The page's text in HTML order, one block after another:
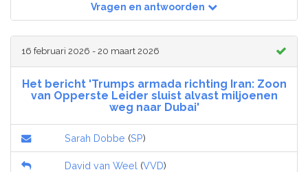
Vragen en antwoorden
16 februari 2026 - 20 maart 2026
Het bericht 'Trumps armada richting Iran: Zoon
van Opperste Leider sluist alvast miljoenen
weg naar Dubai'
Sarah Dobbe (SP)
David van Weel (VVD)